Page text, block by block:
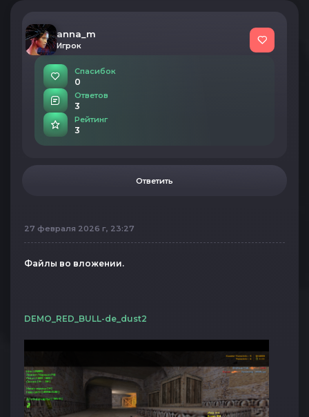
anna_m
Игрок
Спасибок
0
Ответов
3
Рейтинг
3
Ответить
27 февраля 2026 г, 23:27
Файлы во вложении.
DEMO_RED_BULL-de_dust2